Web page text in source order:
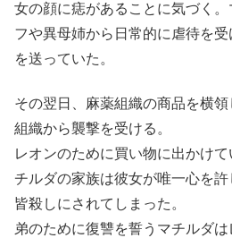
女の顔に痣があることに気づく
フや異母姉から日常的に虐待を
を送っていた。
その翌日、麻薬組織の商品を横
組織から襲撃を受ける。
レオンのために買い物に出かけ
チルダの家族は彼女が唯一心を
皆殺しにされてしまった。
弟のために復讐を誓うマチルダ